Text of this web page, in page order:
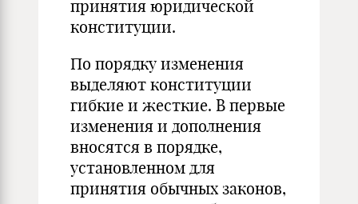
принятия юридической
конституции.
По порядку изменения
выделяют конституции
гибкие и жесткие. В первые
изменения и дополнения
вносятся в порядке,
установленном для
принятия обычных законов,